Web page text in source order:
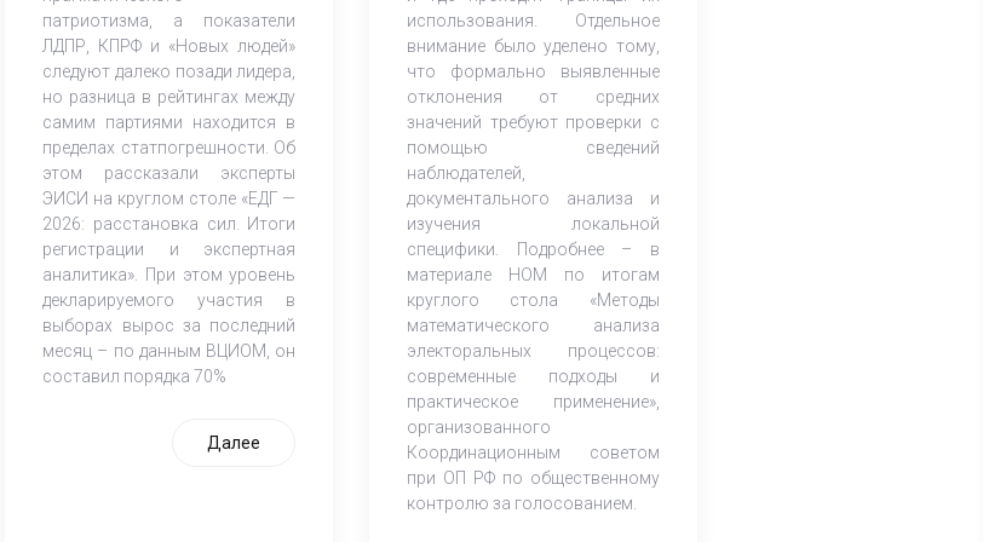
патриотизма, а показатели
ЛДПР, КПРФ и «Новых людей»
следуют далеко позади лидера,
но разница в рейтингах между
самим партиями находится в
пределах статпогрешности. Об
этом рассказали эксперты
ЭИСИ на круглом столе «ЕДГ —
2026: расстановка сил. Итоги
регистрации и экспертная
аналитика». При этом уровень
декларируемого участия в
выборах вырос за последний
месяц – по данным ВЦИОМ, он
составил порядка 70%
Далее
использования. Отдельное
внимание было уделено тому,
что формально выявленные
отклонения от средних
значений требуют проверки с
помощью сведений
наблюдателей,
документального анализа и
изучения локальной
специфики. Подробнее – в
материале НОМ по итогам
круглого стола «Методы
математического анализа
электоральных процессов:
современные подходы и
практическое применение»,
организованного
Координационным советом
при ОП РФ по общественному
контролю за голосованием.